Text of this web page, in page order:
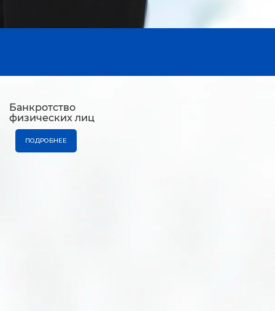
Банкротство
физических лиц
ПОДРОБНЕЕ